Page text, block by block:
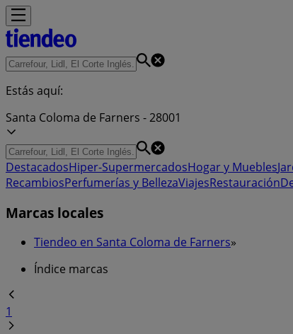
Estás aquí:
Santa Coloma de Farners - 28001
DestacadosHiper-SupermercadosHogar y Muebles
RecambiosPerfumerías y BellezaViajesRestauración
Marcas locales
Tiendeo en Santa Coloma de Farners»
Índice marcas
1